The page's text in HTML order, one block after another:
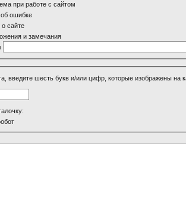
при работе с сайтом
ошибке
сайте
и замечания
введите шесть букв и/или цифр, которые изображены на